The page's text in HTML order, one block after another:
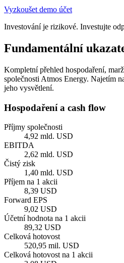
Vyzkoušet demo účet
Investování je rizikové. Investujte
Fundamentální
Kompletní přehled hospodaření,
společnosti Atmos Energy. Najetím
jeho vysvětlení.
Hospodaření a cash flow
Příjmy společnosti
4,92 mld. USD
EBITDA
2,62 mld. USD
Čistý zisk
1,40 mld. USD
Příjem na 1 akcii
8,39 USD
Forward EPS
9,02 USD
Účetní hodnota na 1 akcii
89,32 USD
Celková hotovost
520,95 mil. USD
Celková hotovost na 1 akcii